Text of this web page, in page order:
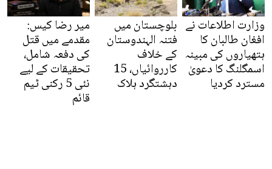
وزارت اطلاعات نے
افغان طالبان کا
ہتھیاروں کی مبینہ
اسمگلنگ کا دعویٰ
مسترد کردیا
بلوچستان میں
فتنہ الہندوستان
کے خلاف
کارروائیاں، 15
دہشتگرد ہلاک
میر رضا کیس:
مقدمے میں قتل
کی دفعہ شامل،
تحقیقات کے لیے
نئی 5 رکنی ٹیم
قائم